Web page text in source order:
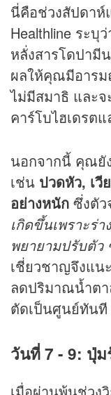
นี่คือช่วงสัปดา
Healthline ระบุ
หลั่งสารโดปามี
ผลให้คุณมีอาร
ไม่มีสมาธิ และจ
คาร์โบไฮเดรต
นอกจากนี้ คุณยั
เช่น ปวดหัว, เวี
อย่างหนัก ซึ่งตัว
เกิดขึ้นเพราะร่
พยายามปรับตัว
เชี่ยวชาญจึงแน
ลดปริมาณน้ำตา
ตัดเป็นศูนย์ทันที
วันที่ 7 - 9: ปุ่